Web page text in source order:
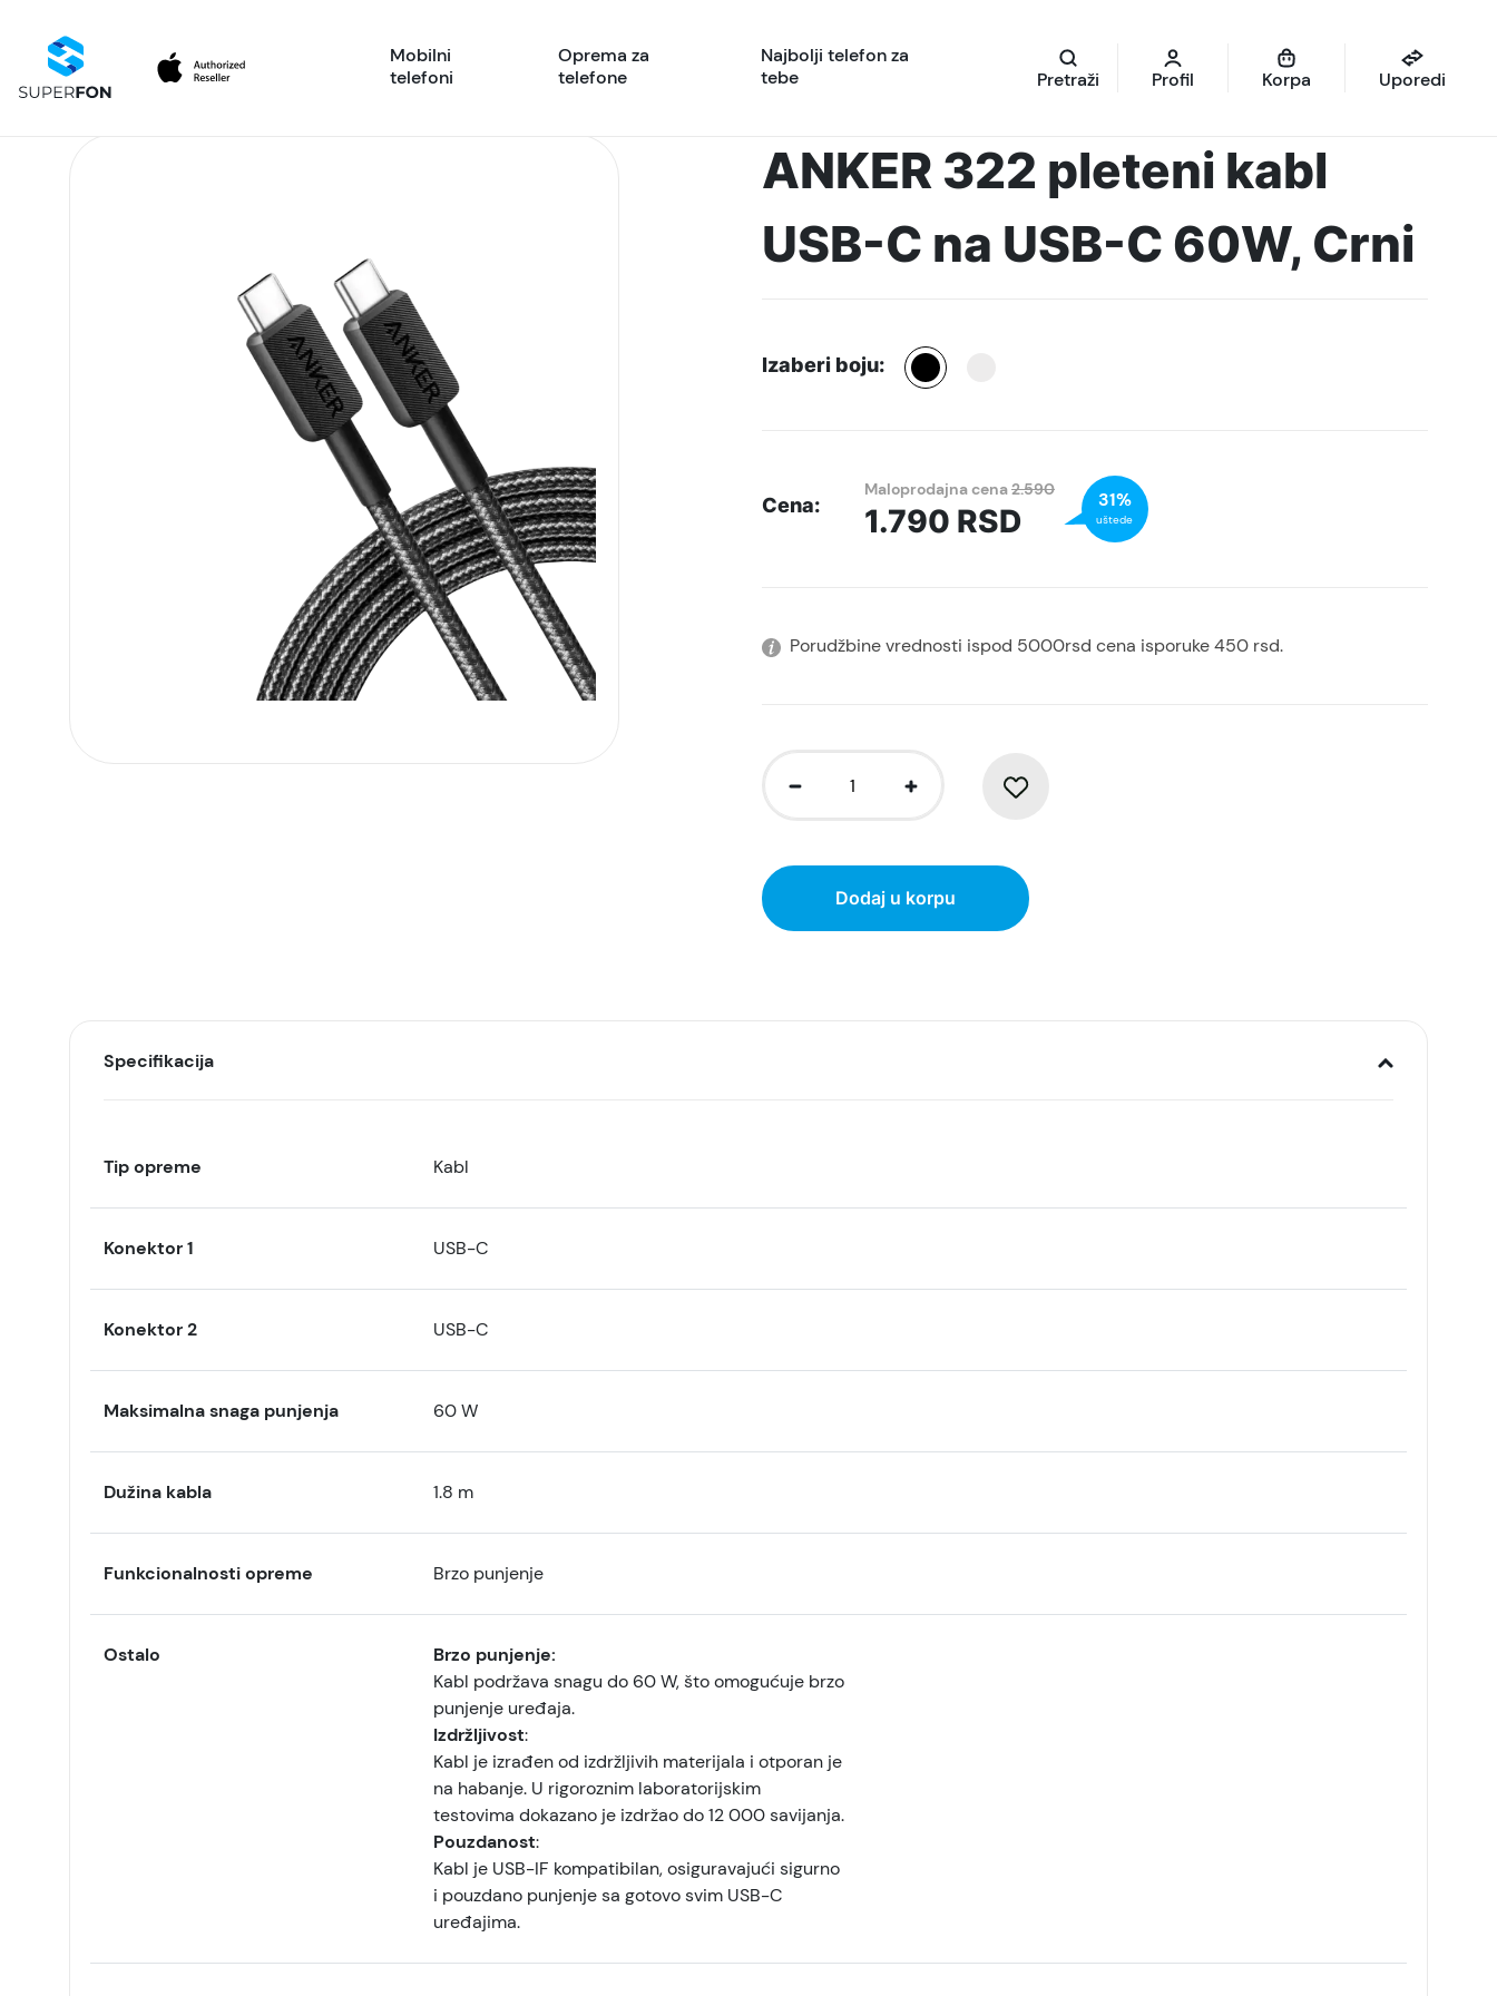
Mobilni
telefoni
Oprema za
telefone
Najbolji telefon za
tebe
Pretraži Profil Korpa Uporedi
ANKER 322 pleteni kabl
USB-C na USB-C 60W, Crni
Izaberi boju:
Cena:
Maloprodajna cena2.590
1.790 RSD
31%
uštede
Porudžbine vrednosti ispod 5000rsd cena isporuke 450 rsd.
Dodaj u korpu
Specifikacija
Tip opreme Kabl
Konektor 1 USB-C
Konektor 2 USB-C
Maksimalna snaga punjenja 60 W
Dužina kabla 1.8 m
Funkcionalnosti opreme Brzo punjenje
Ostalo
Brzo punjenje:
Kabl podržava snagu do 60 W, što omogućuje brzo
punjenje uređaja.
Izdržljivost:
Kabl je izrađen od izdržljivih materijala i otporan je
na habanje. U rigoroznim laboratorijskim
testovima dokazano je izdržao do 12 000 savijanja.
Pouzdanost:
Kabl je USB-IF kompatibilan, osiguravajući sigurno
i pouzdano punjenje sa gotovo svim USB-C
uređajima.